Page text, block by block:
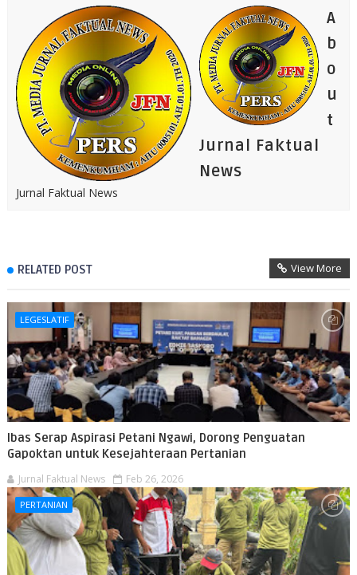
A
b
o
u
t
Jurnal Faktual
News
Jurnal Faktual News
RELATED POST View More
LEGESLATIF
Ibas Serap Aspirasi Petani Ngawi, Dorong Penguatan
Gapoktan untuk Kesejahteraan Pertanian
Jurnal Faktual News Feb 26, 2026
PERTANIAN